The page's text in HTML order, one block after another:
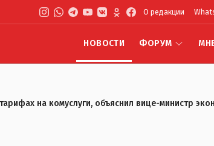
О редакции
НОВОСТИ ФОРУМ
на комуслуги, объяснил вице-министр